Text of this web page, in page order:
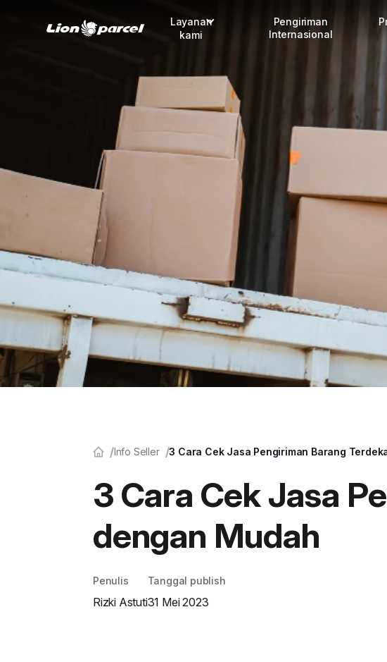
Layanan
kami
COD
Daftar jadi Mitra
Lacak pendaftaran Mitra
Pengiriman
Internasional
Info Seller 3 Cara Cek Jasa Pengiriman Barang
3 Cara Cek Jasa
dengan Mudah
Penulis
Rizki Astuti
Tanggal publish
31 Mei 2023